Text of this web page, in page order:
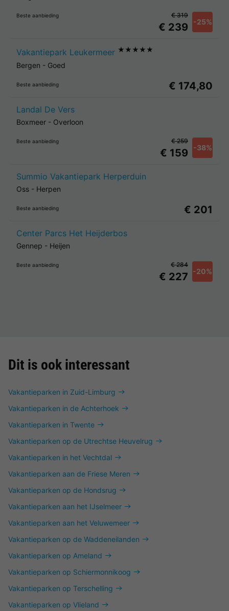
Beste aanbieding
€ 239 -25%
€ 319
Vakantiepark Leukermeer ★★★★★
Bergen - Goed
Beste aanbieding € 174,80
Landal De Vers
Boxmeer - Overloon
Beste aanbieding
€ 159 -38%
€ 259
Summio Vakantiepark Herperduin
Oss - Herpen
Beste aanbieding € 201
Center Parcs Het Heijderbos
Gennep - Heijen
Beste aanbieding
€ 227 -20%
€ 284
Dit is ook interessant
Vakantieparken in Zuid-Limburg
Vakantieparken in de Achterhoek
Vakantieparken in Twente
Vakantieparken op de Utrechtse Heuvelrug
Vakantieparken in het Vechtdal
Vakantieparken aan de Friese Meren
Vakantieparken op de Hondsrug
Vakantieparken aan het IJselmeer
Vakantieparken aan het Veluwemeer
Vakantieparken op de Waddeneilanden
Vakantieparken op Ameland
Vakantieparken op Schiermonnikoog
Vakantieparken op Terschelling
Vakantieparken op Vlieland